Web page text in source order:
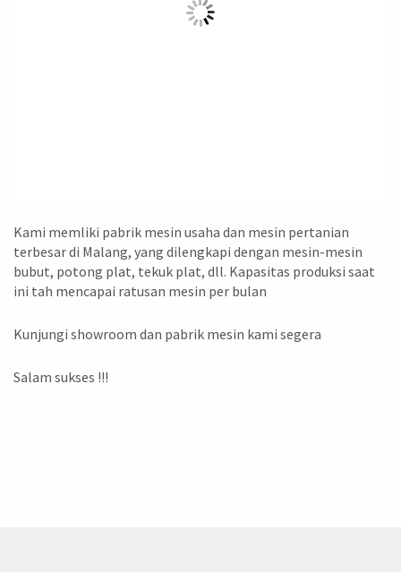
Kami memliki pabrik mesin usaha dan mesin pertanian
terbesar di Malang, yang dilengkapi dengan mesin-mesin
bubut, potong plat, tekuk plat, dll. Kapasitas produksi saat
ini tah mencapai ratusan mesin per bulan
Kunjungi showroom dan pabrik mesin kami segera
Salam sukses !!!